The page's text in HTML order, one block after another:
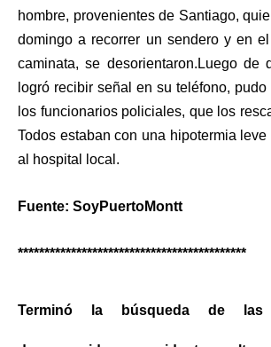
hombre, provenientes de Santiago,
domingo a recorrer un sendero y en
caminata, se desorientaron.Luego de
logró recibir señal en su teléfono,
los funcionarios policiales, que los
Todos estaban con una hipotermia
al hospital local.
Fuente: SoyPuertoMontt
*******************************************
Terminó la búsqueda de